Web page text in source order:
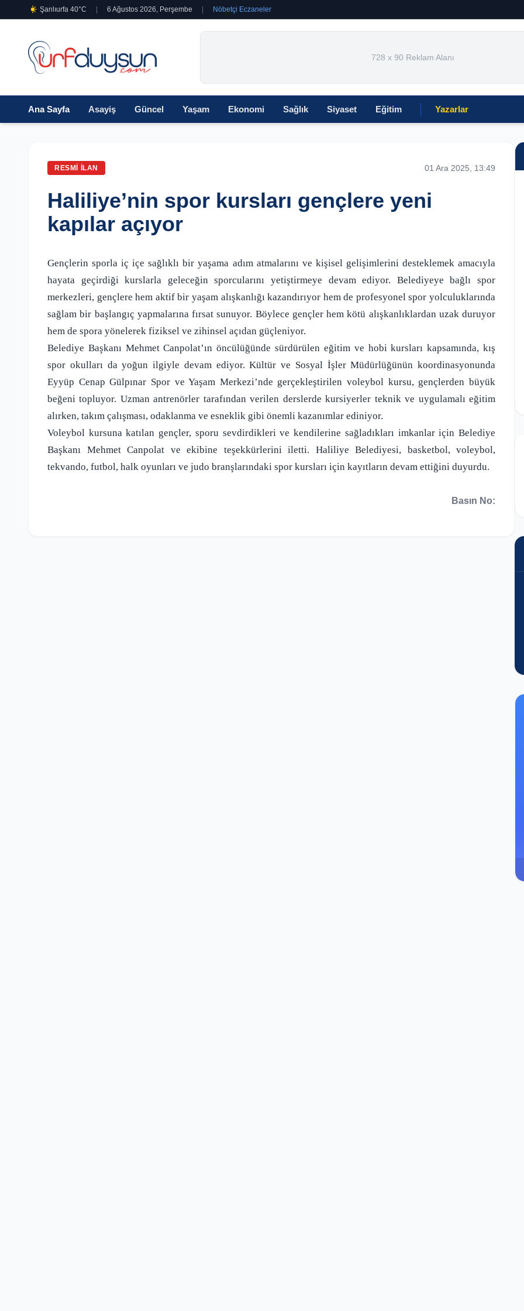
Şanlıurfa 40°C 6 Ağustos 2026, Perşembe Nöbetçi Eczaneler
728 x 90 Reklam Alanı
Ana Sayfa Asayiş Güncel Yaşam Ekonomi Sağlık Siyaset Eğitim Yazarlar
RESMI İLAN 01 Ara 2025, 13:49
Haliliye’nin spor kursları gençlere yeni
kapılar açıyor
Gençlerin sporla iç içe sağlıklı bir yaşama adım atmalarını ve kişisel gelişimlerini desteklemek amacıyla
hayata geçirdiği kurslarla geleceğin sporcularını yetiştirmeye devam ediyor. Belediyeye bağlı spor
merkezleri, gençlere hem aktif bir yaşam alışkanlığı kazandırıyor hem de profesyonel spor yolculuklarında
sağlam bir başlangıç yapmalarına fırsat sunuyor. Böylece gençler hem kötü alışkanlıklardan uzak duruyor
hem de spora yönelerek fiziksel ve zihinsel açıdan güçleniyor.
Belediye Başkanı Mehmet Canpolat’ın öncülüğünde sürdürülen eğitim ve hobi kursları kapsamında, kış
spor okulları da yoğun ilgiyle devam ediyor. Kültür ve Sosyal İşler Müdürlüğünün koordinasyonunda
Eyyüp Cenap Gülpınar Spor ve Yaşam Merkezi’nde gerçekleştirilen voleybol kursu, gençlerden büyük
beğeni topluyor. Uzman antrenörler tarafından verilen derslerde kursiyerler teknik ve uygulamalı eğitim
alırken, takım çalışması, odaklanma ve esneklik gibi önemli kazanımlar ediniyor.
Voleybol kursuna katılan gençler, sporu sevdirdikleri ve kendilerine sağladıkları imkanlar için Belediye
Başkanı Mehmet Canpolat ve ekibine teşekkürlerini iletti. Haliliye Belediyesi, basketbol, voleybol,
tekvando, futbol, halk oyunları ve judo branşlarındaki spor kursları için kayıtların devam ettiğini duyurdu.
Basın No: